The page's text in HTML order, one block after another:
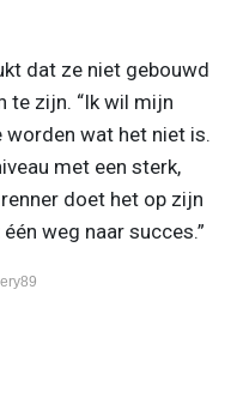
dat ze niet gebouwd
te zijn. “Ik wil mijn
wat het niet is.
met een sterk,
doet het op zijn
weg naar succes.”